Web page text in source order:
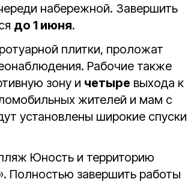
набережной. Завершить
до 1 июня.
плитки, проложат
Рабочие также
зону и четыре выхода к
жителей и мам с
установлены широкие спуски
Юность и территорию
Полностью завершить работы